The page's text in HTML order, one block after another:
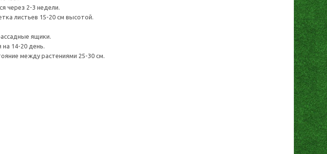
через 2-3 недели.
листьев 15-20 см высотой.
ящики.
14-20 день.
между растениями 25-30 см.